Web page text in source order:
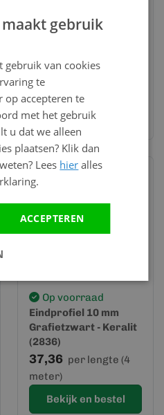
Eindprofiel 10 mm
37,36
meter)
Bekijk en bestel
Op voorraad
Eindprofiel 10 mm
Grafietzwart - Keralit
(2836)
37,36 per lengte (4
meter)
Bekijk en bestel
maakt gebruik
gebruik van cookies
te
op accepteren te
met het gebruik
u dat we alleen
plaatsen? Klik dan
Lees hier alles
ACCEPTEREN